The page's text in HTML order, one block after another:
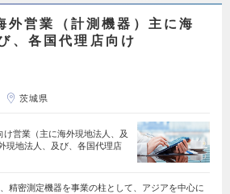
外営業（計測機器）主に海
、各国代理店向け
茨城県
け営業（主に海外現地法人、及
現地法人、及び、各国代理店
精密測定機器を事業の柱として、アジアを中心に